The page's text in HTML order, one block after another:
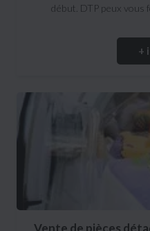
début. DTP peux vous
+
Vente de pièces